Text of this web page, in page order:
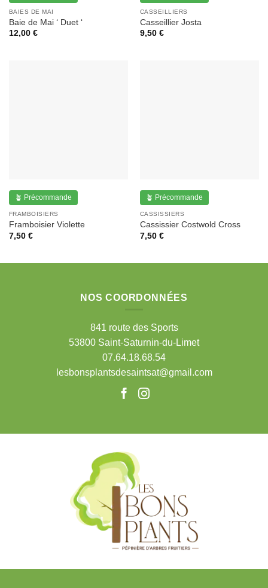
BAIES DE MAI
Baie de Mai ‘ Duet ‘
12,00 €
CASSEILLIERS
Casseillier Josta
9,50 €
🪴 Précommande
FRAMBOISIERS
Framboisier Violette
7,50 €
🪴 Précommande
CASSISSIERS
Cassissier Costwold Cross
7,50 €
NOS COORDONNÉES
841 route des Sports
53800 Saint-Saturnin-du-Limet
07.64.18.68.54
lesbonsplantsdesaintsat@gmail.com